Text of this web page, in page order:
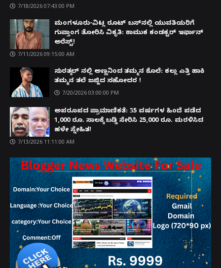
7/18/2026 07:43:00 PM
ಮಂಗಳೂರು-ವಿಟ್ಲ ರೂಟ್ ಬಸ್‌ನಲ್ಲಿ ಯುವತಿಯರಿಗೆ
ಗುಪ್ತಾಂಗ ತೋರಿಸಿ ವಿಕೃತಿ: ಕಾಮುಕ ಕಂಡಕ್ಟರ್ ಇರ್ಫಾನ್
ಅರೆಸ್ಟ್!
7/11/2026 09:15:00 AM
ಸುರತ್ಕಲ್ ನಲ್ಲಿ ಅಣ್ಣನಿಂದ ತಮ್ಮನ ಕೊಲೆ: ಕಲ್ಲು ಎತ್ತಿ ಹಾಕಿ
ತಮ್ಮನ ತಲೆ ಜಜ್ಜಿದ ಸಹೋದರ !
7/20/2026 03:00:00 PM
ಅಪರೂಪದ ಪ್ರಾಮಾಣಿಕತೆ: 35 ವರ್ಷಗಳ ಹಿಂದೆ ಪಡೆದ
1,000 ರೂ. ಸಾಲಕ್ಕೆ ಬಡ್ಡಿ ಸೇರಿಸಿ 25,000 ರೂ. ಮರಳಿಸಿದ
ಹಳೇ ಸ್ನೇಹಿತ!
7/13/2026 11:11:00 AM